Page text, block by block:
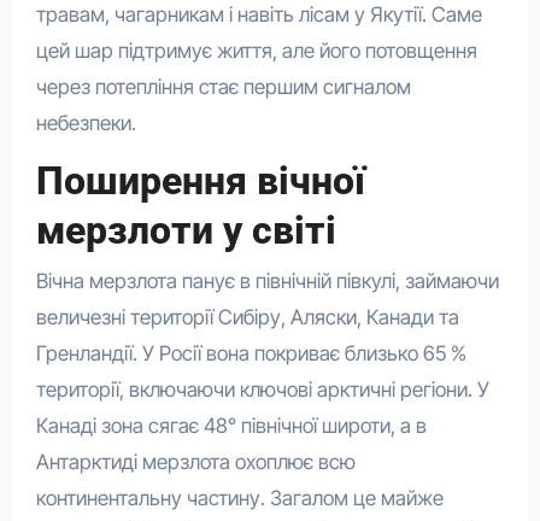
травам, чагарникам і навіть лісам у Якутії. Саме
цей шар підтримує життя, але його потовщення
через потепління стає першим сигналом
небезпеки.
Поширення вічної
мерзлоти у світі
Вічна мерзлота панує в північній півкулі, займаючи
величезні території Сибіру, Аляски, Канади та
Гренландії. У Росії вона покриває близько 65 %
території, включаючи ключові арктичні регіони. У
Канаді зона сягає 48° північної широти, а в
Антарктиді мерзлота охоплює всю
континентальну частину. Загалом це майже